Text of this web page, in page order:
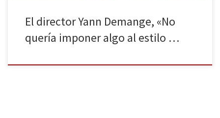
El director Yann Demange, «No
quería imponer algo al estilo …